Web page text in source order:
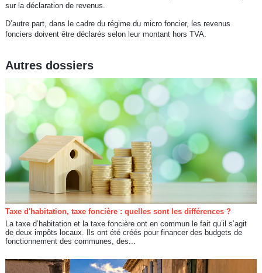
sur la déclaration de revenus.
D’autre part, dans le cadre du régime du micro foncier, les revenus
fonciers doivent être déclarés selon leur montant hors TVA.
Autres dossiers
Taxe d'habitation, taxe foncière : quelles sont les différences ?
La taxe d’habitation et la taxe foncière ont en commun le fait qu’il s’agit
de deux impôts locaux. Ils ont été créés pour financer des budgets de
fonctionnement des communes, des...